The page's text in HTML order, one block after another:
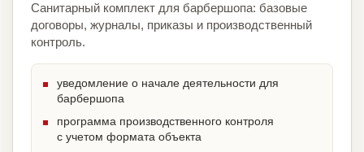
Санитарный комплект для барбершопа: базовые
договоры, журналы, приказы и производственный
контроль.
уведомление о начале деятельности для
барбершопа
программа производственного контроля
с учетом формата объекта